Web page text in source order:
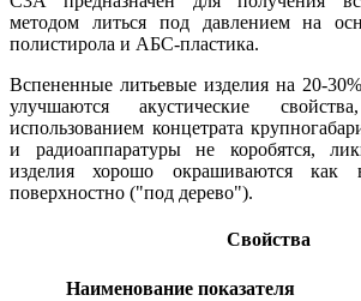
методом литься под давлением на
полистирола и АБС-пластика.
Вспененные литьевые изделия на 20-
улучшаются акустические
использованием концетрата
и радиоаппаратуры не коробятся,
изделия хорошо окрашиваются
поверхностно ("под дерево").
Свойства
Наименование показателя